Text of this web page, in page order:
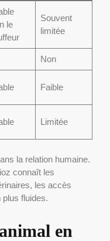
le
Souvent
limitée
Non
Faible
Limitée
la relation humaine.
connaît les
les accès
fluides.
en